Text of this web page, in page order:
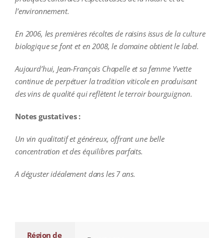
l’environnement.
En 2006, les premières récoltes de raisins issus de la culture
biologique se font et en 2008, le domaine obtient le label.
Aujourd’hui, Jean-François Chapelle et sa femme Yvette
continue de perpétuer la tradition viticole en produisant
des vins de qualité qui reflètent le terroir bourguignon.
Notes gustatives :
Un vin qualitatif et généreux, offrant une belle
concentration et des équilibres parfaits.
A déguster idéalement dans les 7 ans.
Région de